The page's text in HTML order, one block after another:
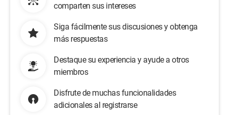
comparten sus intereses
Siga fácilmente sus discusiones y obtenga
más respuestas
Destaque su experiencia y ayude a otros
miembros
Disfrute de muchas funcionalidades
adicionales al registrarse